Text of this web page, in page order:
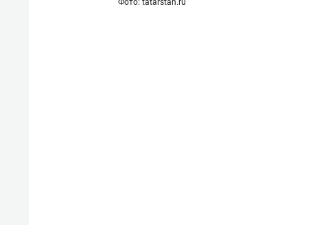
Фото: tatarstan.ru